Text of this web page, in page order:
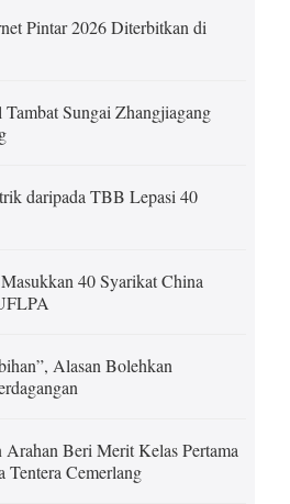
Pintar 2026 Diterbitkan di
Tambat Sungai Zhangjiagang
daripada TBB Lepasi 40
40 Syarikat China
Alasan Bolehkan
Arahan Beri Merit Kelas Pertama
Tentera Cemerlang